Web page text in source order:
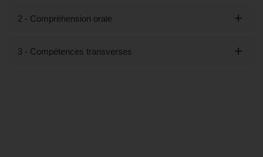
2 - Compréhension orale
3 - Compétences transverses